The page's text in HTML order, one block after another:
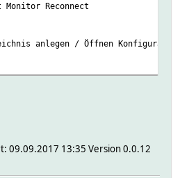
Reconnect
anlegen / Öffnen
(attr)
09.09.2017 13:35 Version 0.0.12